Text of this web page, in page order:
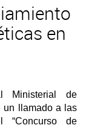
en
Ministerial de
un llamado a las
“Concurso de